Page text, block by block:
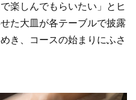
楽しんでもらいたい」とヒ
た大皿が各テーブルで披露
き、コースの始まりにふさ